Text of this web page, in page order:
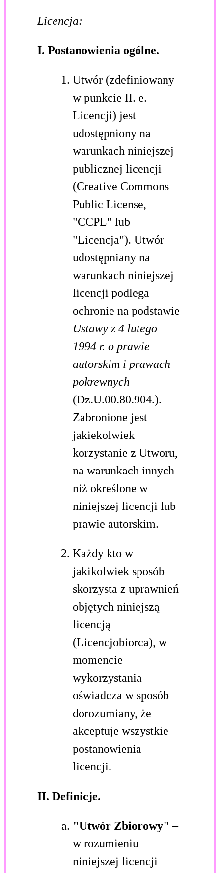
Licencja:
I. Postanowienia ogólne.
Utwór (zdefiniowany
w punkcie II. e.
Licencji) jest
udostępniony na
warunkach niniejszej
publicznej licencji
(Creative Commons
Public License,
"CCPL" lub
"Licencja"). Utwór
udostępniany na
warunkach niniejszej
licencji podlega
ochronie na podstawie
Ustawy z 4 lutego
1994 r. o prawie
autorskim i prawach
pokrewnych
(Dz.U.00.80.904.).
Zabronione jest
jakiekolwiek
korzystanie z Utworu,
na warunkach innych
niż określone w
niniejszej licencji lub
prawie autorskim.
Każdy kto w
jakikolwiek sposób
skorzysta z uprawnień
objętych niniejszą
licencją
(Licencjobiorca), w
momencie
wykorzystania
oświadcza w sposób
dorozumiany, że
akceptuje wszystkie
postanowienia
licencji.
II. Definicje.
"Utwór Zbiorowy"–
w rozumieniu
niniejszej licencji